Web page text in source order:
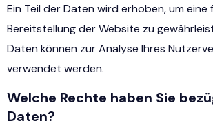
Ein Teil der Daten wird erhoben, um eine
Bereitstellung der Website zu
Daten können zur Analyse Ihres
verwendet werden.
Welche Rechte haben Sie
Daten?